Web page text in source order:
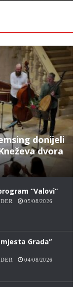
donijeli
dvora
“Valovi”
05/08/2026
Grada”
04/08/2026